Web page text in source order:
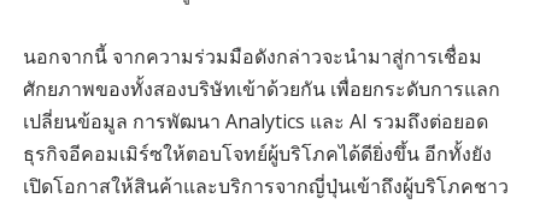
นอกจากนี้ จากความร่วมมือดังกล่าวจะนำมาสู่การเชื่อม
ศักยภาพของทั้งสองบริษัทเข้าด้วยกัน เพื่อยกระดับการแลก
เปลี่ยนข้อมูล การพัฒนา Analytics และ AI รวมถึงต่อยอด
ธุรกิจอีคอมเมิร์ซให้ตอบโจทย์ผู้บริโภคได้ดียิ่งขึ้น อีกทั้งยัง
เปิดโอกาสให้สินค้าและบริการจากญี่ปุ่นเข้าถึงผู้บริโภคชาว